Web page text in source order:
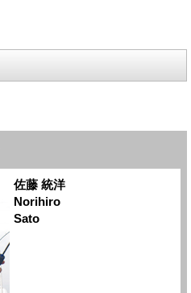
佐藤 統洋
Norihiro
Sato